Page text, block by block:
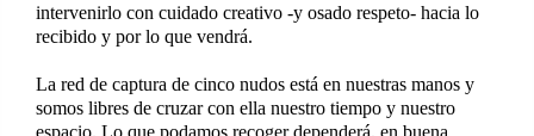
intervenirlo con cuidado creativo -y osado respeto- hacia lo
recibido y por lo que vendrá.
La red de captura de cinco nudos está en nuestras manos y
somos libres de cruzar con ella nuestro tiempo y nuestro
espacio. Lo que podamos recoger dependerá, en buena